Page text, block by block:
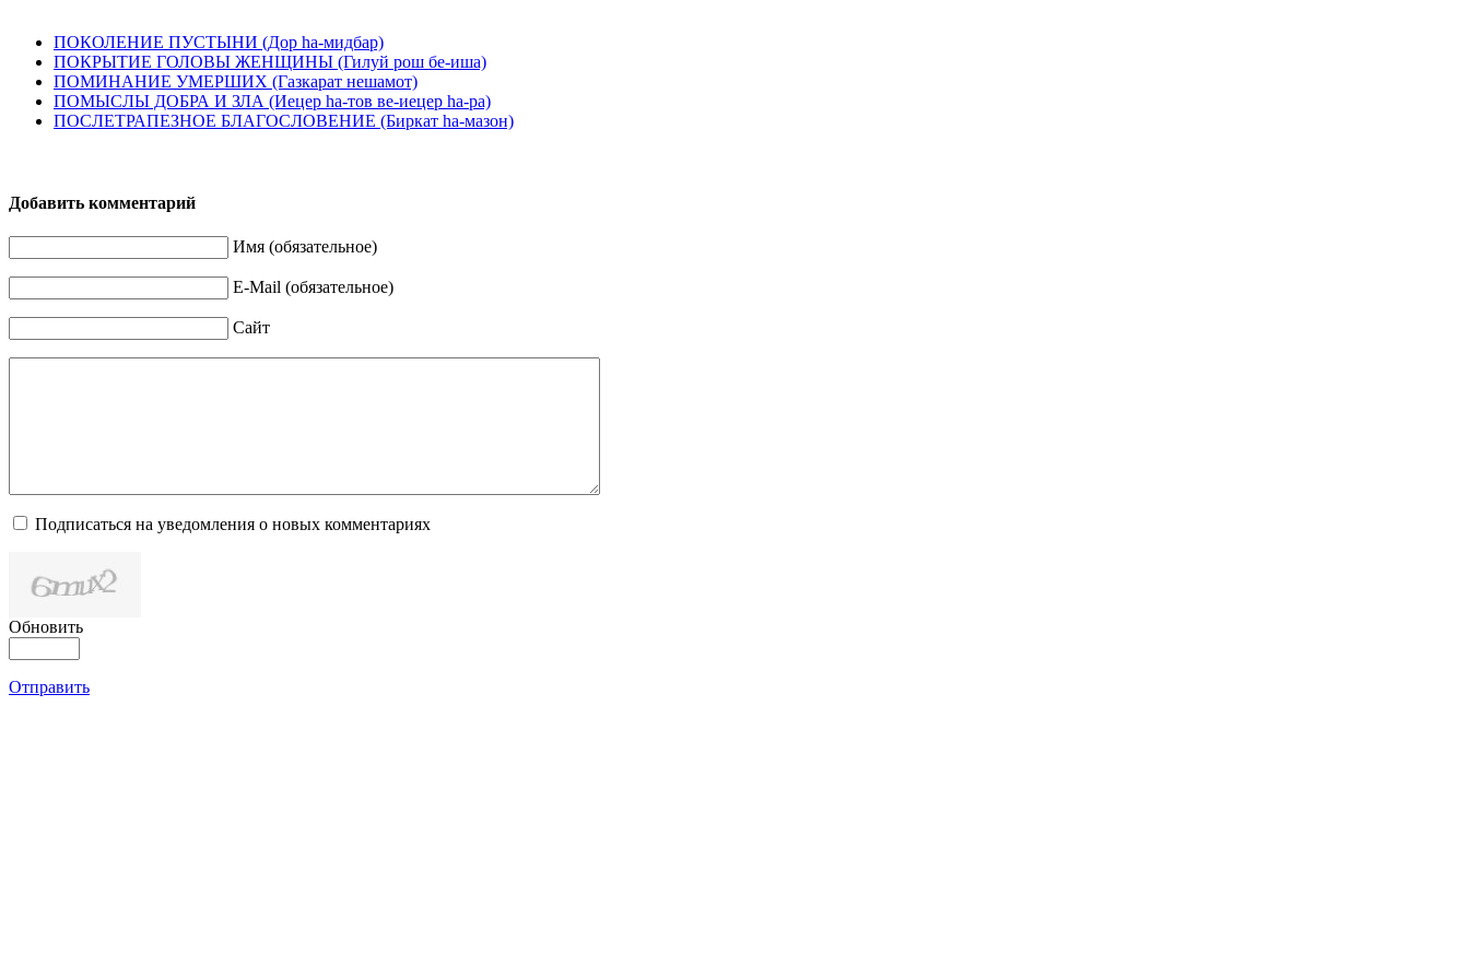
ПОКОЛЕНИЕ ПУСТЫНИ (Дор hа-мидбар)
ПОКРЫТИЕ ГОЛОВЫ ЖЕНЩИНЫ (Гилуй рош бе-иша)
ПОМИНАНИЕ УМЕРШИХ (Газкарат нешамот)
ПОМЫСЛЫ ДОБРА И ЗЛА (Иецер hа-тов ве-иецер hа-pa)
ПОСЛЕТРАПЕЗНОЕ БЛАГОСЛОВЕНИЕ (Биркат hа-мазон)
Добавить комментарий
Имя (обязательное)
E-Mail (обязательное)
Сайт
Подписаться на уведомления о новых комментариях
Обновить
Отправить